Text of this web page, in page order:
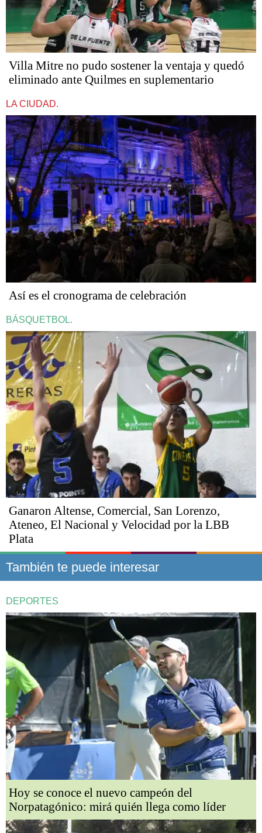
Villa Mitre no pudo sostener la ventaja y quedó
eliminado ante Quilmes en suplementario
LA CIUDAD.
Así es el cronograma de celebración
BÁSQUETBOL.
Ganaron Altense, Comercial, San Lorenzo,
Ateneo, El Nacional y Velocidad por la LBB
Plata
También te puede interesar
DEPORTES
Hoy se conoce el nuevo campeón del
Norpatagónico: mirá quién llega como líder